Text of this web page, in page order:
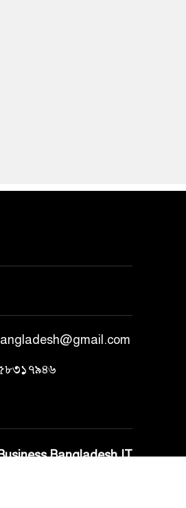
Bangladesh IT